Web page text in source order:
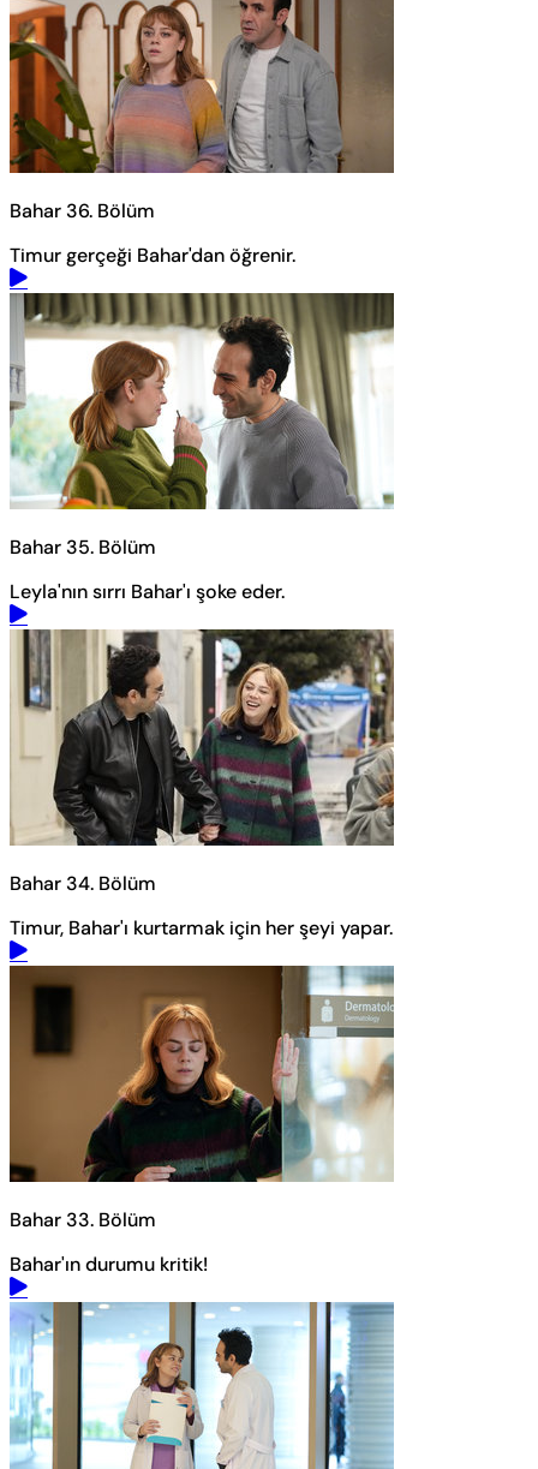
Bahar 36. Bölüm
Timur gerçeği Bahar'dan öğrenir.
Bahar 35. Bölüm
Leyla'nın sırrı Bahar'ı şoke eder.
Bahar 34. Bölüm
Timur, Bahar'ı kurtarmak için her şeyi yapar.
Bahar 33. Bölüm
Bahar'ın durumu kritik!